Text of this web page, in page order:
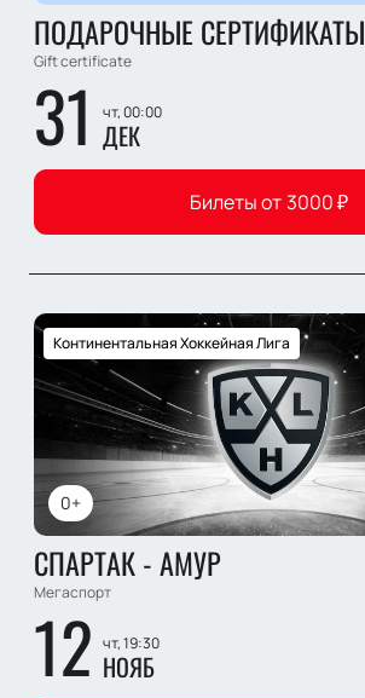
ПОДАРОЧНЫЕ СЕРТИФИКАТЫ
Gift certificate
31 чт, 00:00
ДЕК
Билеты от 3000₽
0+
Континентальная Хоккейная Лига
СПАРТАК - АМУР
Мегаспорт
12 чт, 19:30
НОЯБ